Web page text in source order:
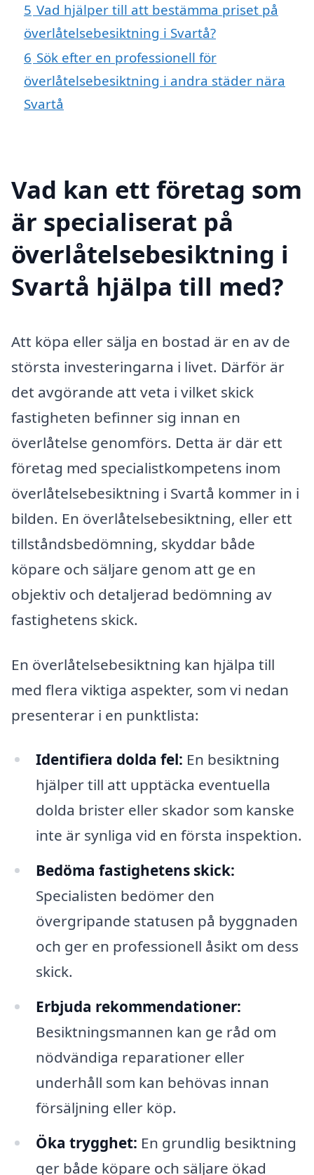
5 Vad hjälper till att bestämma priset på
överlåtelsebesiktning i Svartå?
6 Sök efter en professionell för
överlåtelsebesiktning i andra städer nära
Svartå
Vad kan ett företag som
är specialiserat på
överlåtelsebesiktning i
Svartå hjälpa till med?
Att köpa eller sälja en bostad är en av de
största investeringarna i livet. Därför är
det avgörande att veta i vilket skick
fastigheten befinner sig innan en
överlåtelse genomförs. Detta är där ett
företag med specialistkompetens inom
överlåtelsebesiktning i Svartå kommer in i
bilden. En överlåtelsebesiktning, eller ett
tillståndsbedömning, skyddar både
köpare och säljare genom att ge en
objektiv och detaljerad bedömning av
fastighetens skick.
En överlåtelsebesiktning kan hjälpa till
med flera viktiga aspekter, som vi nedan
presenterar i en punktlista:
Identifiera dolda fel: En besiktning
hjälper till att upptäcka eventuella
dolda brister eller skador som kanske
inte är synliga vid en första inspektion.
Bedöma fastighetens skick:
Specialisten bedömer den
övergripande statusen på byggnaden
och ger en professionell åsikt om dess
skick.
Erbjuda rekommendationer:
Besiktningsmannen kan ge råd om
nödvändiga reparationer eller
underhåll som kan behövas innan
försäljning eller köp.
Öka trygghet: En grundlig besiktning
ger både köpare och säljare ökad